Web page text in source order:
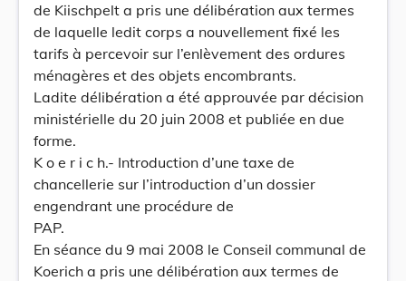
de Kiischpelt a pris une délibération aux termes
de laquelle ledit corps a nouvellement fixé les
tarifs à percevoir sur l’enlèvement des ordures
ménagères et des objets encombrants.
Ladite délibération a été approuvée par décision
ministérielle du 20 juin 2008 et publiée en due
forme.
K o e r i c h.- Introduction d’une taxe de
chancellerie sur l’introduction d’un dossier
engendrant une procédure de
PAP.
En séance du 9 mai 2008 le Conseil communal de
Koerich a pris une délibération aux termes de